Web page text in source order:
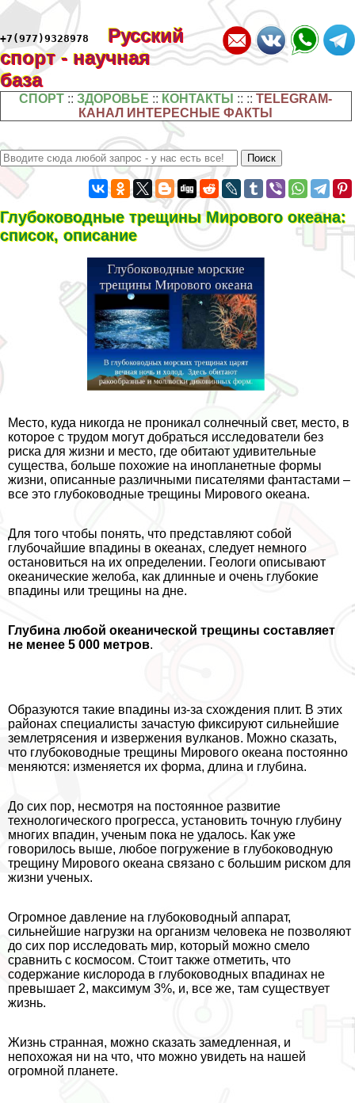
+7(977)9328978
Русский
спорт - научная
база
СПОРТ ::ЗДОРОВЬЕ :: КОНТАКТЫ :: ::TELEGRAM-
КАНАЛ ИНТЕРЕСНЫЕ ФАКТЫ
Глубоководные трещины Мирового океана:
список, описание
Место, куда никогда не проникал солнечный свет, место, в
которое с трудом могут добраться исследователи без
риска для жизни и место, где обитают удивительные
существа, больше похожие на инопланетные формы
жизни, описанные различными писателями фантастами –
все это глубоководные трещины Мирового океана.
Для того чтобы понять, что представляют собой
глубочайшие впадины в океанах, следует немного
остановиться на их определении. Геологи описывают
океанические желоба, как длинные и очень глубокие
впадины или трещины на дне.
Глубина любой океанической трещины составляет
не менее 5 000 метров.
Образуются такие впадины из-за схождения плит. В этих
районах специалисты зачастую фиксируют сильнейшие
землетрясения и извержения вулканов. Можно сказать,
что глубоководные трещины Мирового океана постоянно
меняются: изменяется их форма, длина и глубина.
До сих пор, несмотря на постоянное развитие
технологического прогресса, установить точную глубину
многих впадин, ученым пока не удалось. Как уже
говорилось выше, любое погружение в глубоководную
трещину Мирового океана связано с большим риском для
жизни ученых.
Огромное давление на глубоководный аппарат,
сильнейшие нагрузки на организм человека не позволяют
до сих пор исследовать мир, который можно смело
сравнить с космосом. Стоит также отметить, что
содержание кислорода в глубоководных впадинах не
превышает 2, максимум 3%, и, все же, там существует
жизнь.
Жизнь странная, можно сказать замедленная, и
непохожая ни на что, что можно увидеть на нашей
огромной планете.